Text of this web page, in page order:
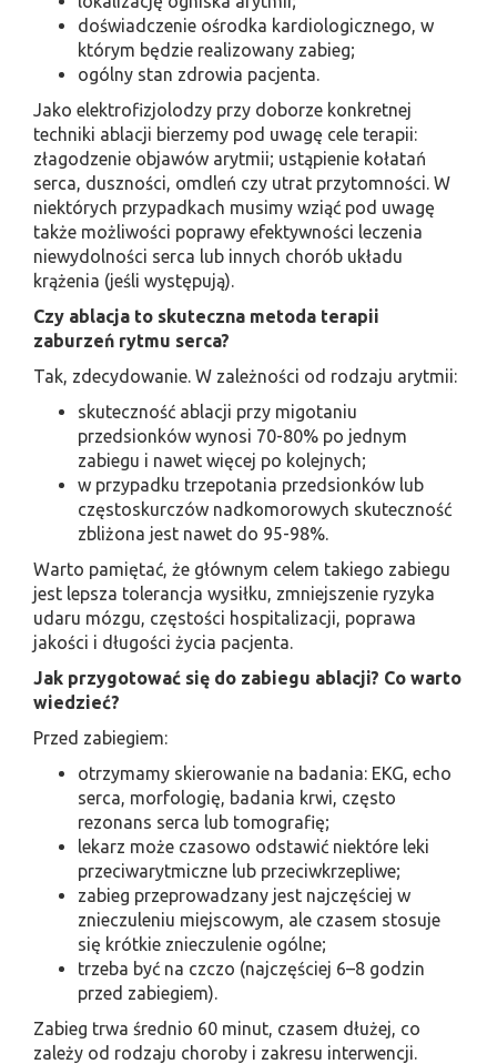
doświadczenie ośrodka kardiologicznego, w
którym będzie realizowany zabieg;
ogólny stan zdrowia pacjenta.
Jako elektrofizjolodzy przy doborze konkretnej
techniki ablacji bierzemy pod uwagę cele terapii:
złagodzenie objawów arytmii; ustąpienie kołatań
serca, duszności, omdleń czy utrat przytomności. W
niektórych przypadkach musimy wziąć pod uwagę
także możliwości poprawy efektywności leczenia
niewydolności serca lub innych chorób układu
krążenia (jeśli występują).
Czy ablacja to skuteczna metoda terapii
zaburzeń rytmu serca?
Tak, zdecydowanie. W zależności od rodzaju arytmii:
skuteczność ablacji przy migotaniu
przedsionków wynosi 70-80% po jednym
zabiegu i nawet więcej po kolejnych;
w przypadku trzepotania przedsionków lub
częstoskurczów nadkomorowych skuteczność
zbliżona jest nawet do 95-98%.
Warto pamiętać, że głównym celem takiego zabiegu
jest lepsza tolerancja wysiłku, zmniejszenie ryzyka
udaru mózgu, częstości hospitalizacji, poprawa
jakości i długości życia pacjenta.
Jak przygotować się do zabiegu ablacji? Co warto
wiedzieć?
Przed zabiegiem:
otrzymamy skierowanie na badania: EKG, echo
serca, morfologię, badania krwi, często
rezonans serca lub tomografię;
lekarz może czasowo odstawić niektóre leki
przeciwarytmiczne lub przeciwkrzepliwe;
zabieg przeprowadzany jest najczęściej w
znieczuleniu miejscowym, ale czasem stosuje
się krótkie znieczulenie ogólne;
trzeba być na czczo (najczęściej 6–8 godzin
przed zabiegiem).
Zabieg trwa średnio 60 minut, czasem dłużej, co
zależy od rodzaju choroby i zakresu interwencji.